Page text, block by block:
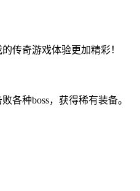
传奇游戏体验更加精彩！
各种boss，获得稀有装备。